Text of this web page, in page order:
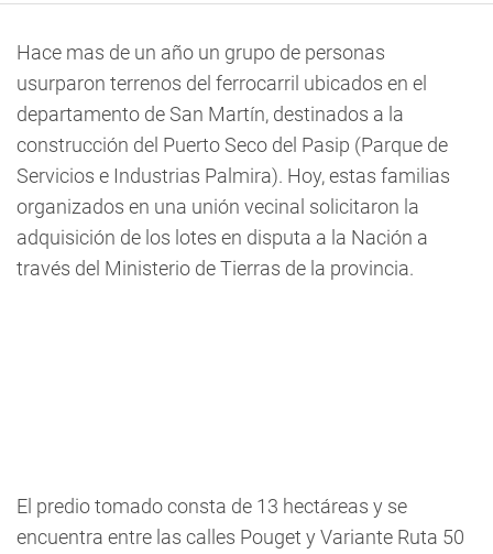
Hace mas de un año un grupo de personas
usurparon terrenos del ferrocarril ubicados en el
departamento de San Martín, destinados a la
construcción del Puerto Seco del Pasip (Parque de
Servicios e Industrias Palmira). Hoy, estas familias
organizados en una unión vecinal solicitaron la
adquisición de los lotes en disputa a la Nación a
través del Ministerio de Tierras de la provincia.
El predio tomado consta de 13 hectáreas y se
encuentra entre las calles Pouget y Variante Ruta 50